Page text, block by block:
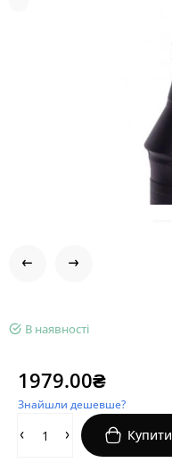
В наявності
1979.00₴
Знайшли дешевше?
Купити